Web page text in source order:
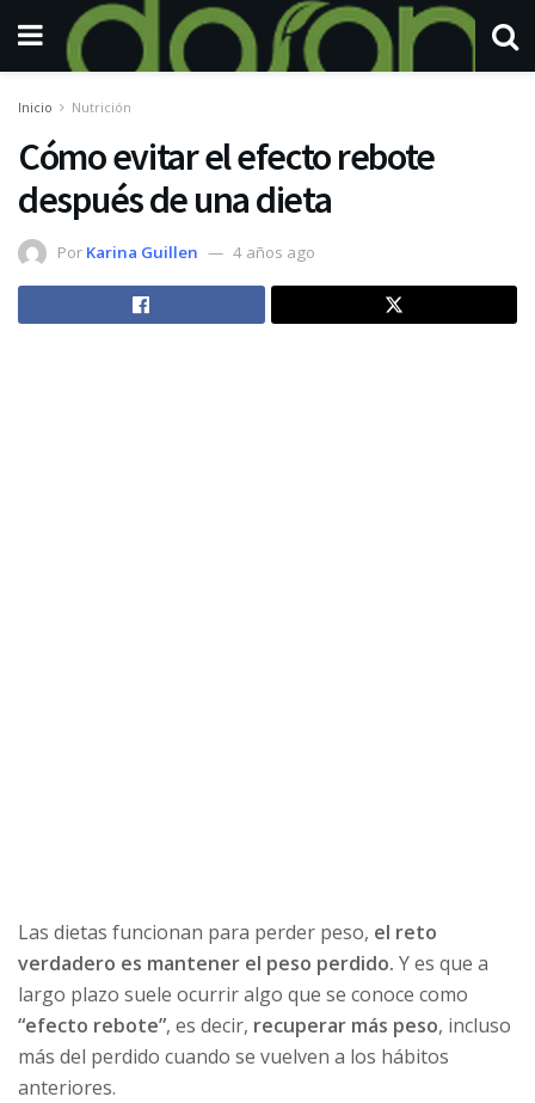
Inicio Nutrición
Cómo evitar el efecto rebote
después de una dieta
Por Karina Guillen 4 años ago
Las dietas funcionan para perder peso, el reto
verdadero es mantener el peso perdido. Y es que a
largo plazo suele ocurrir algo que se conoce como
“efecto rebote”, es decir, recuperar más peso, incluso
más del perdido cuando se vuelven a los hábitos
anteriores.